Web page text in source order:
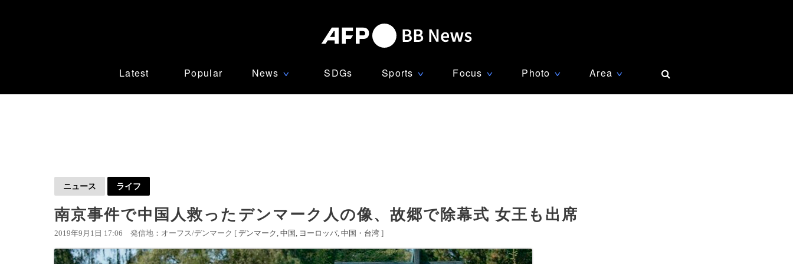
Latest Popular News ∨ SDGs Sports ∨ Focus ∨ Photo ∨ Area ∨
ニュース ライフ
南京事件で中国人救ったデンマーク人の像、故郷で除幕式 女王も出席
2019年9月1日 17:06 発信地：オーフス/デンマーク [ デンマーク 中国 ヨーロッパ 中国・台湾 ]